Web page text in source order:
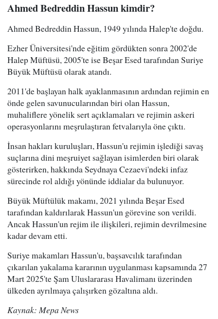
Ahmed Bedreddin Hassun kimdir?
Ahmed Bedreddin Hassun, 1949 yılında Halep'te doğdu.
Ezher Üniversitesi'nde eğitim gördükten sonra 2002'de
Halep Müftüsü, 2005'te ise Beşar Esed tarafından Suriye
Büyük Müftüsü olarak atandı.
2011'de başlayan halk ayaklanmasının ardından rejimin en
önde gelen savunucularından biri olan Hassun,
muhaliflere yönelik sert açıklamaları ve rejimin askeri
operasyonlarını meşrulaştıran fetvalarıyla öne çıktı.
İnsan hakları kuruluşları, Hassun'u rejimin işlediği savaş
suçlarına dini meşruiyet sağlayan isimlerden biri olarak
gösterirken, hakkında Seydnaya Cezaevi'ndeki infaz
sürecinde rol aldığı yönünde iddialar da bulunuyor.
Büyük Müftülük makamı, 2021 yılında Beşar Esed
tarafından kaldırılarak Hassun'un görevine son verildi.
Ancak Hassun'un rejim ile ilişkileri, rejimin devrilmesine
kadar devam etti.
Suriye makamları Hassun'u, başsavcılık tarafından
çıkarılan yakalama kararının uygulanması kapsamında 27
Mart 2025'te Şam Uluslararası Havalimanı üzerinden
ülkeden ayrılmaya çalışırken gözaltına aldı.
Kaynak: Mepa News